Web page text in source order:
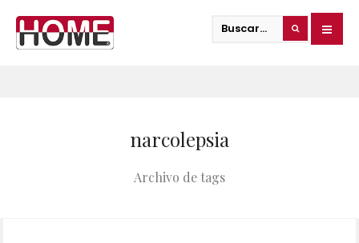
narcolepsia
Archivo de tags